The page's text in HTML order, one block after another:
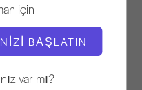
için
BAŞLATIN
var mı?